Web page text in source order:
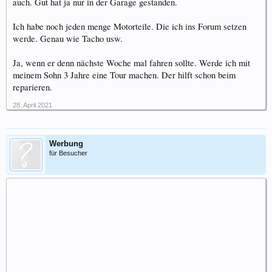
Ich habe noch jeden menge Motorteile. Die ich ins Forum setzen
werde. Genau wie Tacho usw.
Ja, wenn er denn nächste Woche mal fahren sollte. Werde ich mit
meinem Sohn 3 Jahre eine Tour machen. Der hilft schon beim
reparieren.
28. April 2021
Werbung
für Besucher